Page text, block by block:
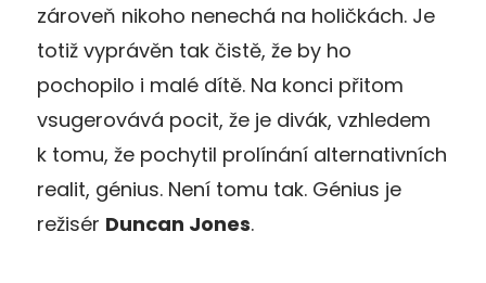
zároveň nikoho nenechá na holičkách. Je
totiž vyprávěn tak čistě, že by ho
pochopilo i malé dítě. Na konci přitom
vsugerovává pocit, že je divák, vzhledem
k tomu, že pochytil prolínání alternativních
realit, génius. Není tomu tak. Génius je
režisér Duncan Jones.